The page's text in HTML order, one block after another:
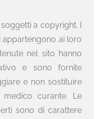
a copyright. I
ai loro
nel sito hanno
e sono fornite
e non sostituire
curante. Le
sono di carattere